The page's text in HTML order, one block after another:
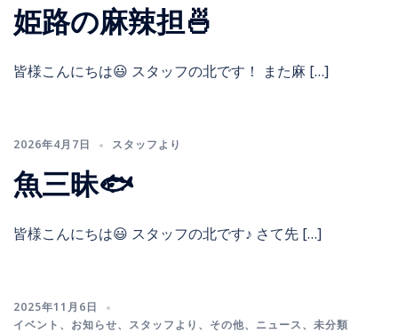
姫路の麻辣担🍜
皆様こんにちは😃 スタッフの北です！ また麻 […]
2026年4月7日 スタッフより
魚三昧🐟
皆様こんにちは😃 スタッフの北です♪ さて先 […]
2025年11月6日
イベント 、 お知らせ、 スタッフより 、 その他、 ニュース、 未分類